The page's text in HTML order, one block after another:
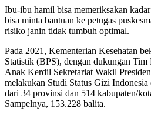
Ibu-ibu hamil bisa memeriksakan
bisa minta bantuan ke petugas
risiko janin tidak tumbuh optimal.
Pada 2021, Kementerian Kesehatan
Statistik (BPS), dengan dukungan Tim
Anak Kerdil Sekretariat Wakil
melakukan Studi Status Gizi Indonesia
dari 34 provinsi dan 514 kabupaten/
Sampelnya, 153.228 balita.